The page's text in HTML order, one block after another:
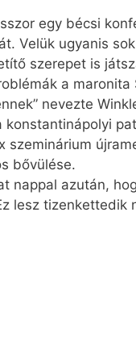
egy bécsi
Velük ugyanis
szerepet is
a
nevezte
bővülése.
nappal azután,
lesz